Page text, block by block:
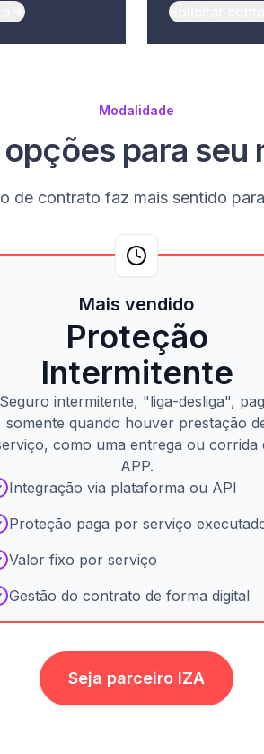
Solicitar
Modalidade
para seu
de contrato faz mais sentido
Mais vendido
Proteção
Intermitente
Seguro intermitente, "liga-desliga",
somente quando houver prestação
como uma entrega ou corrida
APP.
Integração via plataforma ou API
Proteção paga por serviço
Valor fixo por serviço
Gestão do contrato de forma digital
Seja parceiro IZA